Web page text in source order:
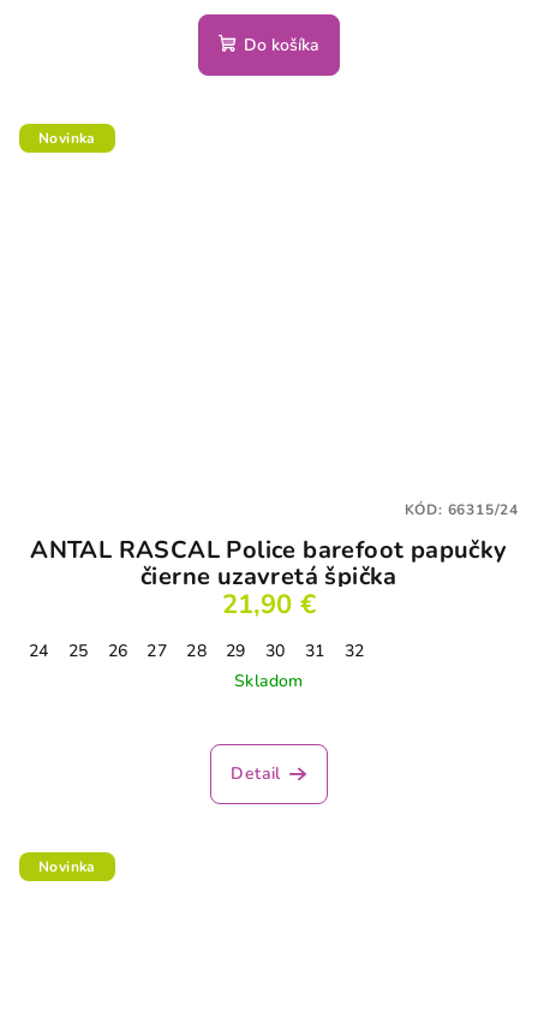
Do košíka
Novinka
ANTAL RASCAL Police barefoot papučky
čierne uzavretá špička
21,90 €
24 25 26 27 28 29 30 31
32
Skladom
Detail
KÓD: 66315/24
Novinka